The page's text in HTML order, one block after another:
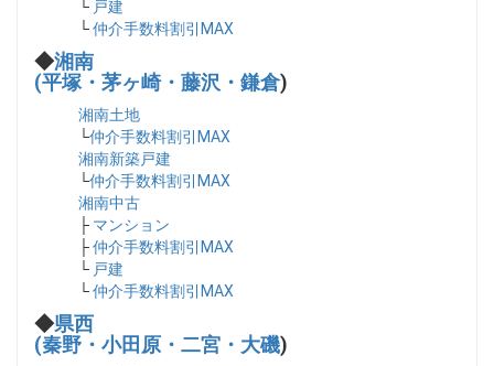
└ 戸建
└仲介手数料割引MAX
◆湘南
(平塚・茅ヶ崎・藤沢・鎌倉)
湘南土地
└仲介手数料割引MAX
湘南新築戸建
└仲介手数料割引MAX
湘南中古
├ マンション
├仲介手数料割引MAX
└ 戸建
└仲介手数料割引MAX
◆県西
(秦野・小田原・二宮・大磯)